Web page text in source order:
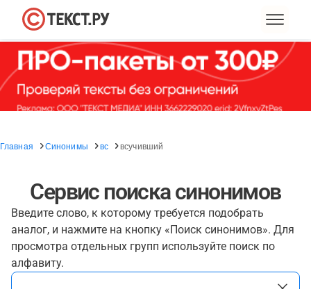
Главная Синонимы вс всучивший
Сервис поиска синонимов
Введите слово, к которому требуется подобрать
аналог, и нажмите на кнопку «Поиск синонимов». Для
просмотра отдельных групп используйте поиск по
алфавиту.